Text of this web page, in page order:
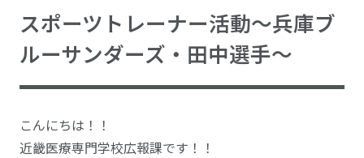
スポーツトレーナー活動～兵庫ブ
ルーサンダーズ・田中選手～
こんにちは！！
近畿医療専門学校広報課です！！